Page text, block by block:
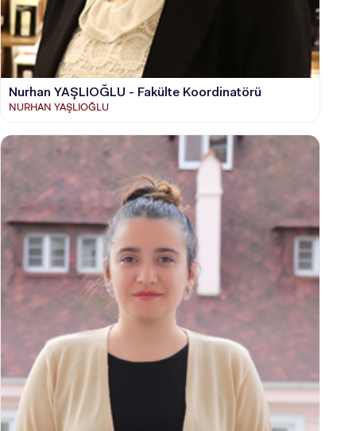
Nurhan YAŞLIOĞLU - Fakülte Koordinatörü
NURHAN YAŞLIOĞLU